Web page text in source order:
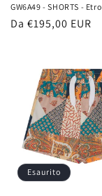
GW6A49 - SHORTS - Etro
Prezzo
Da €195,00 EUR
Esaurito